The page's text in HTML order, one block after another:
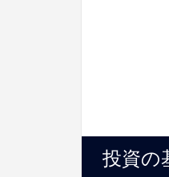
投資の